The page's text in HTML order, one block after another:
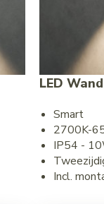
LED
Smart
2700K-
IP54 -
Incl.